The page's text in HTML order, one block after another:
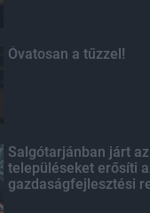
Óvatosan a tűzzel!
Salgótarjánban járt
településeket erősíti
gazdaságfejlesztési